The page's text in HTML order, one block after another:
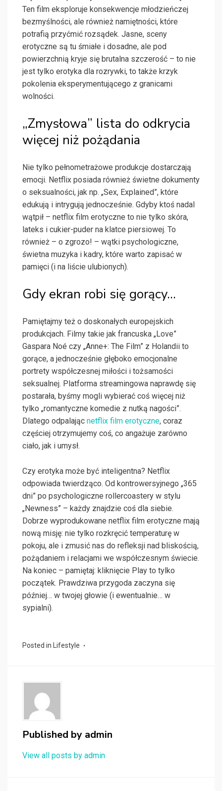
Ten film eksploruje konsekwencje młodzieńczej
bezmyślności, ale również namiętności, które
potrafią przyćmić rozsądek. Jasne, sceny
erotyczne są tu śmiałe i dosadne, ale pod
powierzchnią kryje się brutalna szczerość – to nie
jest tylko erotyka dla rozrywki, to także krzyk
pokolenia eksperymentującego z granicami
wolności.
„Zmysłowa” lista do odkrycia
więcej niż pożądania
Nie tylko pełnometrażowe produkcje dostarczają
emocji. Netflix posiada również świetne dokumenty
o seksualności, jak np. „Sex, Explained”, które
edukują i intrygują jednocześnie. Gdyby ktoś nadal
wątpił – netflix film erotyczne to nie tylko skóra,
lateks i cukier-puder na klatce piersiowej. To
również – o zgrozo! – wątki psychologiczne,
świetna muzyka i kadry, które warto zapisać w
pamięci (i na liście ulubionych).
Gdy ekran robi się gorący…
Pamiętajmy też o doskonałych europejskich
produkcjach. Filmy takie jak francuska „Love”
Gaspara Noé czy „Anne+: The Film” z Holandii to
gorące, a jednocześnie głęboko emocjonalne
portrety współczesnej miłości i tożsamości
seksualnej. Platforma streamingowa naprawdę się
postarała, byśmy mogli wybierać coś więcej niż
tylko „romantyczne komedie z nutką nagości”.
Dlatego odpalając netflix film erotyczne, coraz
częściej otrzymujemy coś, co angażuje zarówno
ciało, jak i umysł.
Czy erotyka może być inteligentna? Netflix
odpowiada twierdząco. Od kontrowersyjnego „365
dni” po psychologiczne rollercoastery w stylu
„Newness” – każdy znajdzie coś dla siebie.
Dobrze wyprodukowane netflix film erotyczne mają
nową misję: nie tylko rozkręcić temperaturę w
pokoju, ale i zmusić nas do refleksji nad bliskością,
pożądaniem i relacjami we współczesnym świecie.
Na koniec – pamiętaj: kliknięcie Play to tylko
początek. Prawdziwa przygoda zaczyna się
później… w twojej głowie (i ewentualnie… w
sypialni).
Posted in Lifestyle
Published by admin
View all posts by admin